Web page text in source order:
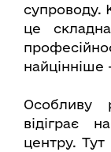
супроводу.
це
Особливу
відіграє
центру.